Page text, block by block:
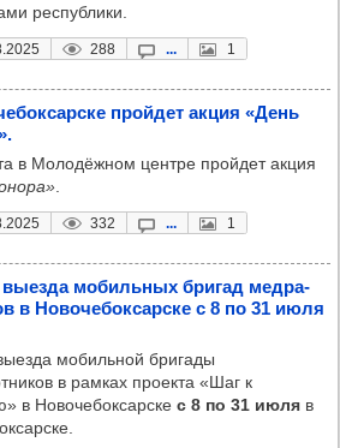
республики.
288 ... 1
прой­дет акция «День
в Молодёжном центре пройдет акция
332 ... 1
выезда мобиль­ных бри­гад мед­ра­
в Ново­че­бок­сар­ске с 8 по 31 июля
мобильной бригады
в рамках проекта «Шаг к
в Новочебоксарске с 8 по 31 июля в